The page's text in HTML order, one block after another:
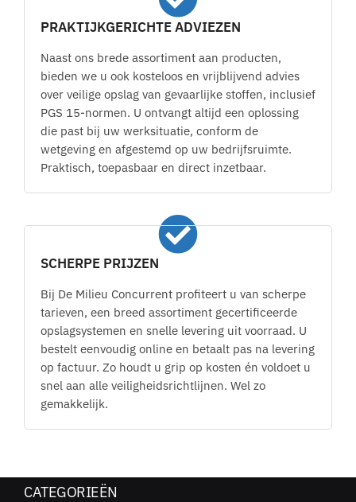
PRAKTIJKGERICHTE ADVIEZEN
Naast ons brede assortiment aan producten,
bieden we u ook kosteloos en vrijblijvend advies
over veilige opslag van gevaarlijke stoffen, inclusief
PGS 15-normen. U ontvangt altijd een oplossing
die past bij uw werksituatie, conform de
wetgeving en afgestemd op uw bedrijfsruimte.
Praktisch, toepasbaar en direct inzetbaar.
SCHERPE PRIJZEN
Bij De Milieu Concurrent profiteert u van scherpe
tarieven, een breed assortiment gecertificeerde
opslagsystemen en snelle levering uit voorraad. U
bestelt eenvoudig online en betaalt pas na levering
op factuur. Zo houdt u grip op kosten én voldoet u
snel aan alle veiligheidsrichtlijnen. Wel zo
gemakkelijk.
CATEGORIEËN